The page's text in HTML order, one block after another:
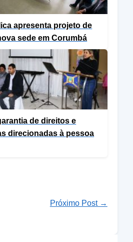
apresenta projeto de
sede em Corumbá
de direitos e
direcionadas à pessoa
Próximo Post →